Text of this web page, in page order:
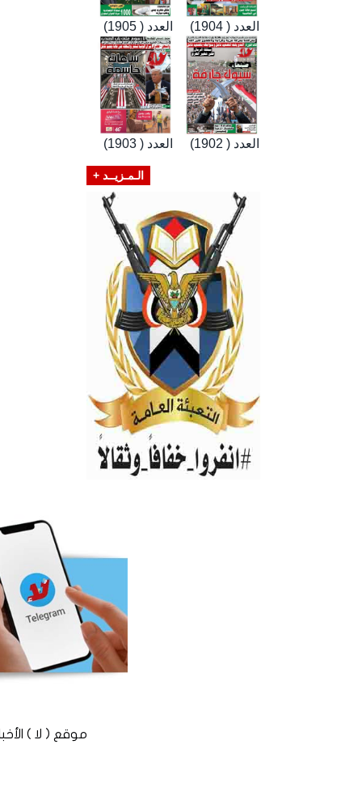
العدد ( 1905) العدد ( 1904)
العدد ( 1903) العدد ( 1902)
الـمـزيــد +
موقع ( لا ) الأخباري المستقل ©